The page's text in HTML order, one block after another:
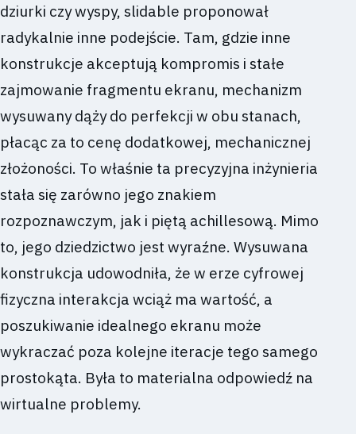
dziurki czy wyspy, slidable proponował
radykalnie inne podejście. Tam, gdzie inne
konstrukcje akceptują kompromis i stałe
zajmowanie fragmentu ekranu, mechanizm
wysuwany dąży do perfekcji w obu stanach,
płacąc za to cenę dodatkowej, mechanicznej
złożoności. To właśnie ta precyzyjna inżynieria
stała się zarówno jego znakiem
rozpoznawczym, jak i piętą achillesową. Mimo
to, jego dziedzictwo jest wyraźne. Wysuwana
konstrukcja udowodniła, że w erze cyfrowej
fizyczna interakcja wciąż ma wartość, a
poszukiwanie idealnego ekranu może
wykraczać poza kolejne iteracje tego samego
prostokąta. Była to materialna odpowiedź na
wirtualne problemy.